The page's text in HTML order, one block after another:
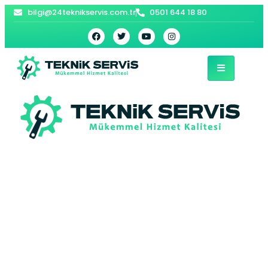
bilgi@24teknikservis.com.tr 0501 644 18 80